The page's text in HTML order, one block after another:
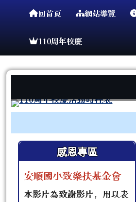
臺南市安順國小
導覽列回首頁 網站導覽
110周年校慶
左邊區域內容
感恩專區
安順國小致樂扶基金會
本影片為致謝影片，用以表
頁尾區域